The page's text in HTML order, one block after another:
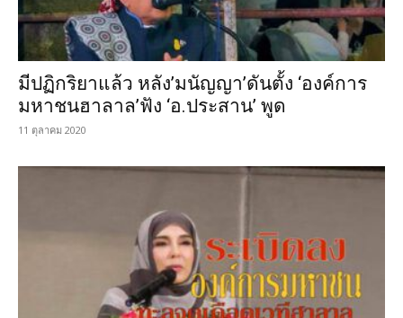
มีปฏิกริยาแล้ว หลัง’มนัญญา’ดันตั้ง ‘องค์การ
มหาชนฮาลาล’ฟัง ‘อ.ประสาน’ พูด
11 ตุลาคม 2020